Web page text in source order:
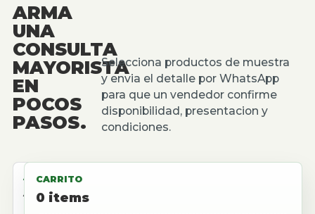
ARMA
UNA
CONSULTA
MAYORISTA
EN
POCOS
PASOS.
Selecciona productos de muestra
y envia el detalle por WhatsApp
para que un vendedor confirme
disponibilidad, presentacion y
condiciones.
ALMACEN
Aceite
girasol
CARRITO
0 items